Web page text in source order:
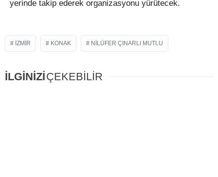
yerinde takip ederek organizasyonu yürütecek.
IZMIR KONAK NILÜFER ÇINARLI MUTLU
İLGİNİZİÇEKEBİLİR